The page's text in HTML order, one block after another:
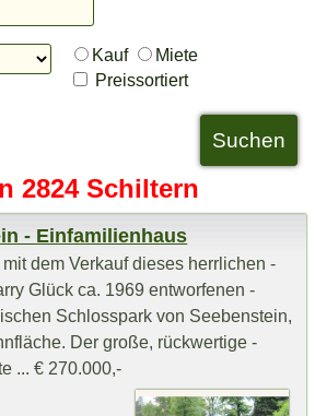
Kauf
Miete
Preissortiert
2824 Schiltern
- Einfamilienhaus
dem Verkauf dieses herrlichen -
Glück ca. 1969 entworfenen -
Schlosspark von Seebenstein,
Der große, rückwertige -
... € 270.000,-